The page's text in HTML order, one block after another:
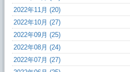
2022年11月 (20)
2022年10月 (27)
2022年09月 (25)
2022年08月 (24)
2022年07月 (27)